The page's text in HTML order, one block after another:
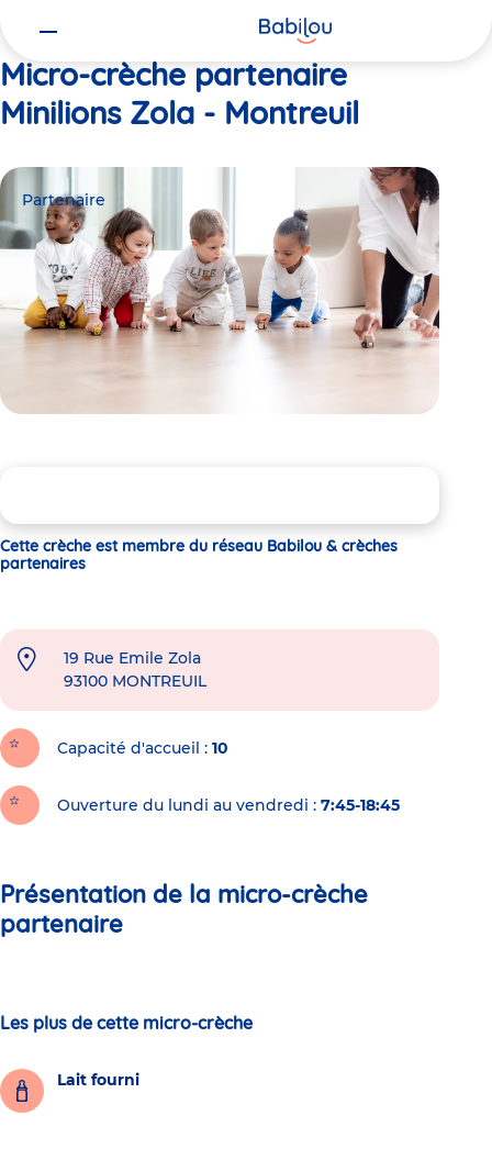
Micro-crèche partenaire
Minilions Zola - Montreuil
Partenaire
Cette crèche est membre du réseau Babilou & crèches
partenaires
19 Rue Emile Zola
93100 MONTREUIL
Capacité d'accueil 10
Ouverture du lundi au vendredi : 7:45-18:45
Présentation de la micro-crèche
partenaire
Les plus de cette micro-crèche
Lait fourni